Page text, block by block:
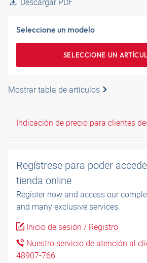
Seleccione un modelo
SELECCIONE UN
Mostrar tabla de artículos
Indicación de precio para clientes
Regístrese para poder
tienda online.
Register now and access our
and many exclusive services.
Inicio de sesión / Registro
Nuestro servicio de atención al
48907-766